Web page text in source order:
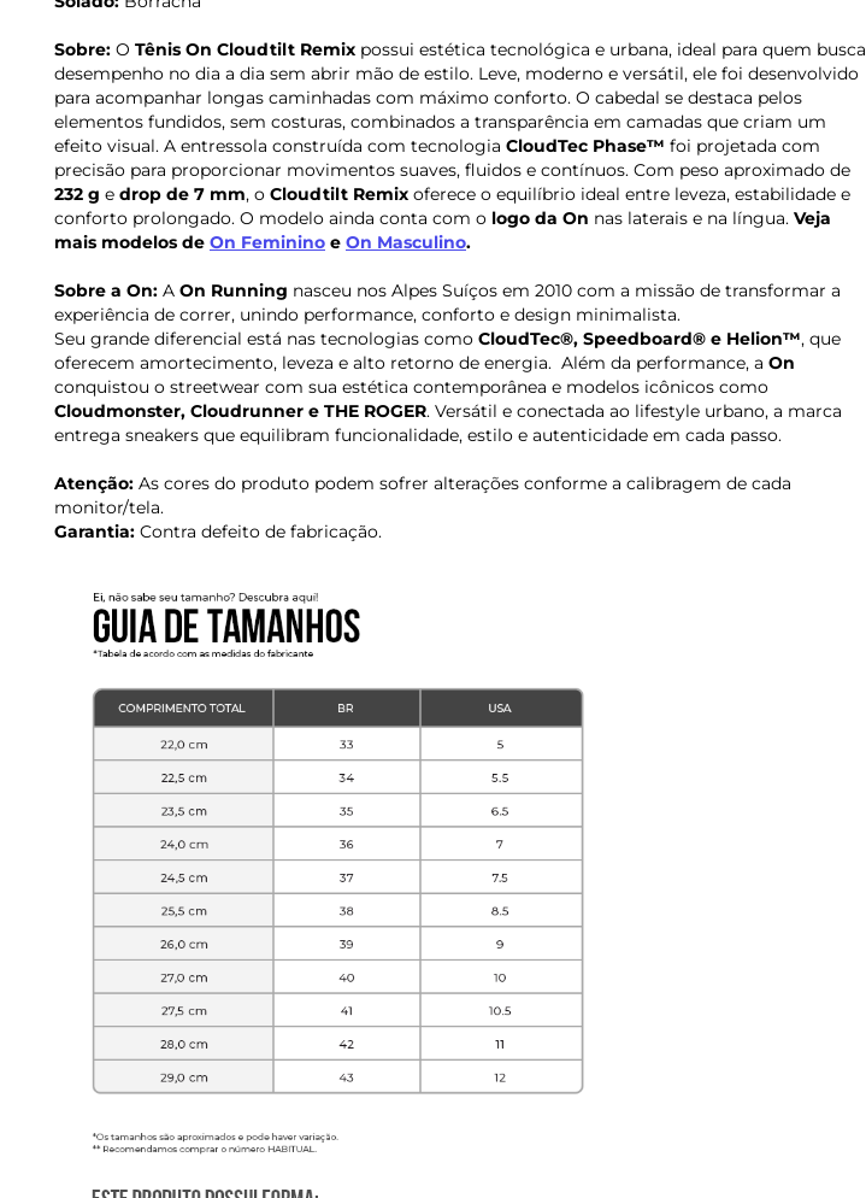
Sobre: O Tênis On Cloudtilt Remix possui estética tecnológica e urbana, ideal para quem busca
desempenho no dia a dia sem abrir mão de estilo. Leve, moderno e versátil, ele foi desenvolvido
para acompanhar longas caminhadas com máximo conforto. O cabedal se destaca pelos
elementos fundidos, sem costuras, combinados a transparência em camadas que criam um
efeito visual. A entressola construída com tecnologia CloudTec Phase™ foi projetada com
precisão para proporcionar movimentos suaves, fluidos e contínuos. Com peso aproximado de
232 g e drop de 7 mm, o Cloudtilt Remix oferece o equilíbrio ideal entre leveza, estabilidade e
conforto prolongado. O modelo ainda conta com o logo da On nas laterais e na língua. Veja
mais modelos de On Feminino e On Masculino.
Sobre a On: A On Running nasceu nos Alpes Suíços em 2010 com a missão de transformar a
experiência de correr, unindo performance, conforto e design minimalista.
Seu grande diferencial está nas tecnologias como CloudTec®, Speedboard® e Helion™, que
oferecem amortecimento, leveza e alto retorno de energia. Além da performance, a On
conquistou o streetwear com sua estética contemporânea e modelos icônicos como
Cloudmonster, Cloudrunner e THE ROGER. Versátil e conectada ao lifestyle urbano, a marca
entrega sneakers que equilibram funcionalidade, estilo e autenticidade em cada passo.
Atenção: As cores do produto podem sofrer alterações conforme a calibragem de cada
monitor/tela.
Garantia: Contra defeito de fabricação.